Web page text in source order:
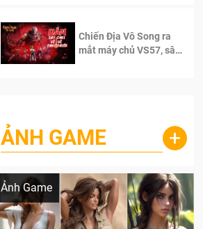
Chiến Địa Vô Song ra
mắt máy chủ VS57, sân
ẢNH GAME +
Ảnh Game
Lala Croft vừa nóng vừa xinh dưới nét vẽ